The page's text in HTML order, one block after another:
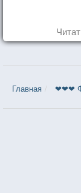
Главная ❤❤❤